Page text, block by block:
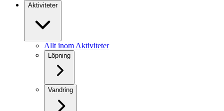
Aktiviteter
Allt inom Aktiviteter
Löpning
Vandring